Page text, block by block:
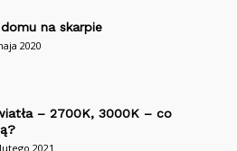
na skarpie
2020
– 2700K, 3000K – co
2021